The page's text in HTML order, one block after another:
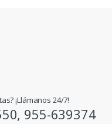
¡Llámanos 24/7!
955-639374